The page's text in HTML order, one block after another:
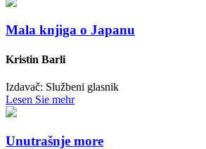
Mala knjiga o Japanu
Kristin Barli
Izdavač: Službeni glasnik
Lesen Sie mehr
Unutrašnje more